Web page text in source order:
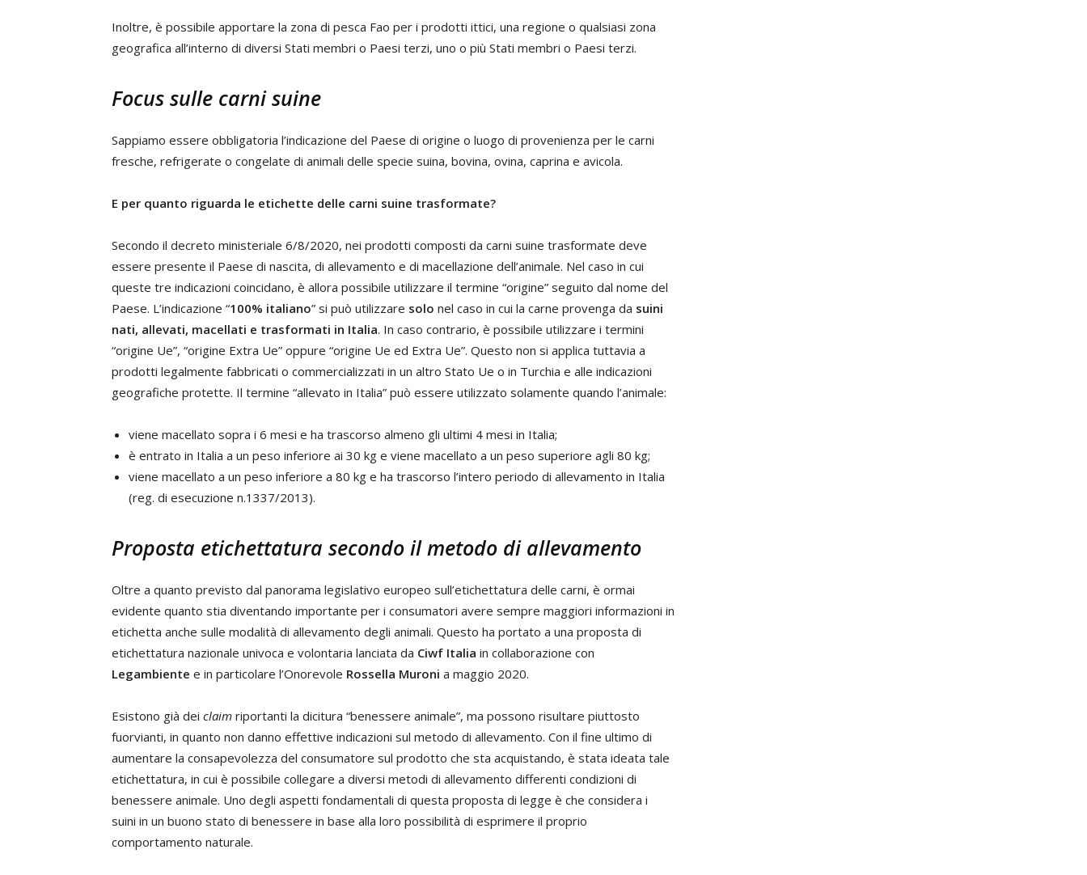
Inoltre, è possibile apportare la zona di pesca Fao per i prodotti ittici, una regione o qualsiasi zona
geografica all’interno di diversi Stati membri o Paesi terzi, uno o più Stati membri o Paesi terzi.
Focus sulle carni suine
Sappiamo essere obbligatoria l’indicazione del Paese di origine o luogo di provenienza per le carni
fresche, refrigerate o congelate di animali delle specie suina, bovina, ovina, caprina e avicola.
E per quanto riguarda le etichette delle carni suine trasformate?
Secondo il decreto ministeriale 6/8/2020, nei prodotti composti da carni suine trasformate deve
essere presente il Paese di nascita, di allevamento e di macellazione dell’animale. Nel caso in cui
queste tre indicazioni coincidano, è allora possibile utilizzare il termine “origine” seguito dal nome del
Paese. L’indicazione “100% italiano” si può utilizzare solo nel caso in cui la carne provenga da suini
nati, allevati, macellati e trasformati in Italia. In caso contrario, è possibile utilizzare i termini
“origine Ue”, “origine Extra Ue” oppure “origine Ue ed Extra Ue”. Questo non si applica tuttavia a
prodotti legalmente fabbricati o commercializzati in un altro Stato Ue o in Turchia e alle indicazioni
geografiche protette. Il termine “allevato in Italia” può essere utilizzato solamente quando l’animale:
viene macellato sopra i 6 mesi e ha trascorso almeno gli ultimi 4 mesi in Italia;
è entrato in Italia a un peso inferiore ai 30 kg e viene macellato a un peso superiore agli 80 kg;
viene macellato a un peso inferiore a 80 kg e ha trascorso l’intero periodo di allevamento in Italia
(reg. di esecuzione n.1337/2013).
Proposta etichettatura secondo il metodo di allevamento
Oltre a quanto previsto dal panorama legislativo europeo sull’etichettatura delle carni, è ormai
evidente quanto stia diventando importante per i consumatori avere sempre maggiori informazioni in
etichetta anche sulle modalità di allevamento degli animali. Questo ha portato a una proposta di
etichettatura nazionale univoca e volontaria lanciata da Ciwf Italia in collaborazione con
Legambiente e in particolare l’Onorevole Rossella Muroni a maggio 2020.
Esistono già dei claim riportanti la dicitura “benessere animale”, ma possono risultare piuttosto
fuorvianti, in quanto non danno effettive indicazioni sul metodo di allevamento. Con il fine ultimo di
aumentare la consapevolezza del consumatore sul prodotto che sta acquistando, è stata ideata tale
etichettatura, in cui è possibile collegare a diversi metodi di allevamento differenti condizioni di
benessere animale. Uno degli aspetti fondamentali di questa proposta di legge è che considera i
suini in un buono stato di benessere in base alla loro possibilità di esprimere il proprio
comportamento naturale.